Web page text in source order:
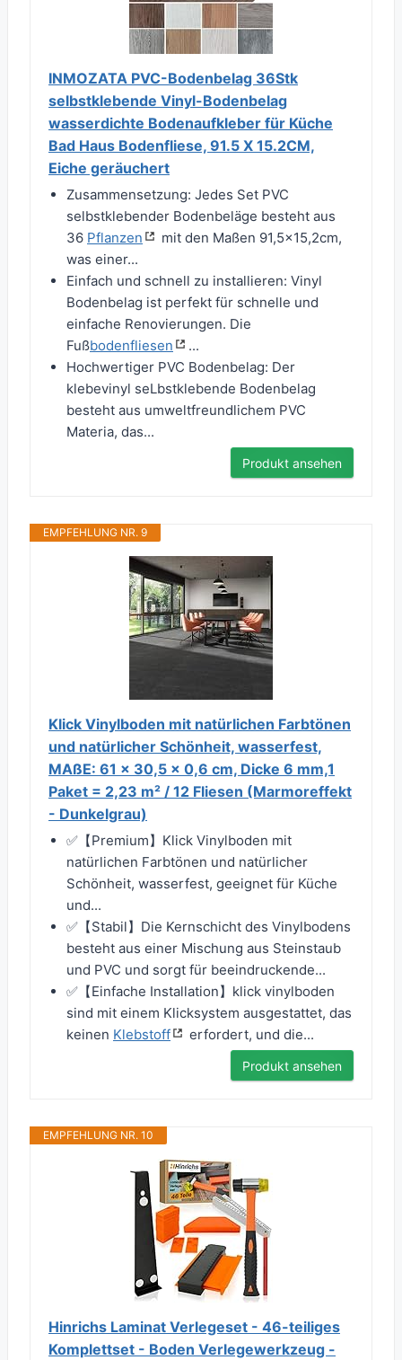
INMOZATA PVC-Bodenbelag 36Stk
selbstklebende Vinyl-Bodenbelag
wasserdichte Bodenaufkleber für Küche
Bad Haus Bodenfliese, 91.5 X 15.2CM,
Eiche geräuchert
Zusammensetzung: Jedes Set PVC
selbstklebender Bodenbeläge besteht aus
36 Pflanzen
mit den Maßen 91,5×15,2cm,
was einer...
Einfach und schnell zu installieren: Vinyl
Bodenbelag ist perfekt für schnelle und
einfache Renovierungen. Die
Fußbodenfliesen
...
Hochwertiger PVC Bodenbelag: Der
klebevinyl seLbstklebende Bodenbelag
besteht aus umweltfreundlichem PVC
Materia, das...
Produkt ansehen
EMPFEHLUNG NR. 9
Klick Vinylboden mit natürlichen Farbtönen
und natürlicher Schönheit, wasserfest,
MAßE: 61 x 30,5 x 0,6 cm, Dicke 6 mm,1
Paket = 2,23 m² / 12 Fliesen (Marmoreffekt
- Dunkelgrau)
✅【Premium】Klick Vinylboden mit
natürlichen Farbtönen und natürlicher
Schönheit, wasserfest, geeignet für Küche
und...
✅【Stabil】Die Kernschicht des Vinylbodens
besteht aus einer Mischung aus Steinstaub
und PVC und sorgt für beeindruckende...
✅【Einfache Installation】klick vinylboden
sind mit einem Klicksystem ausgestattet, das
keinen Klebstoff erfordert, und die...
Produkt ansehen
EMPFEHLUNG NR. 10
Hinrichs Laminat Verlegeset - 46-teiliges
Komplettset - Boden Verlegewerkzeug -